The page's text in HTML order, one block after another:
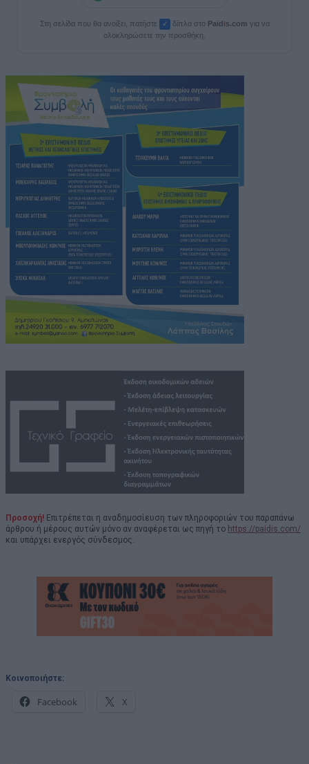
Στη σελίδα που θα ανοίξει, πατήστε ✓ δίπλα στο Paidis.com για να
ολοκληρώσετε την προσθήκη.
Προσοχή! Επιτρέπεται η αναδημοσίευση των πληροφοριών του παραπάνω
άρθρου ή μέρους αυτών μόνο αν αναφέρεται ως πηγή το https://paidis.com/
και υπάρχει ενεργός σύνδεσμος.
Κοινοποιήστε:
Facebook X